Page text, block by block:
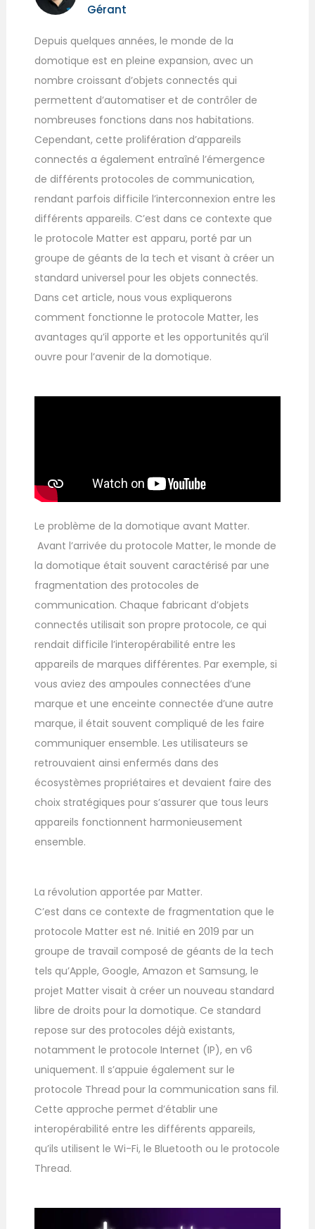
Gérant
Depuis quelques années, le monde de la
domotique est en pleine expansion, avec un
nombre croissant d’objets connectés qui
permettent d’automatiser et de contrôler de
nombreuses fonctions dans nos habitations.
Cependant, cette prolifération d’appareils
connectés a également entraîné l’émergence
de différents protocoles de communication,
rendant parfois difficile l’interconnexion entre les
différents appareils. C’est dans ce contexte que
le protocole Matter est apparu, porté par un
groupe de géants de la tech et visant à créer un
standard universel pour les objets connectés.
Dans cet article, nous vous expliquerons
comment fonctionne le protocole Matter, les
avantages qu’il apporte et les opportunités qu’il
ouvre pour l’avenir de la domotique.
Le problème de la domotique avant Matter.
Avant l’arrivée du protocole Matter, le monde de
la domotique était souvent caractérisé par une
fragmentation des protocoles de
communication. Chaque fabricant d’objets
connectés utilisait son propre protocole, ce qui
rendait difficile l’interopérabilité entre les
appareils de marques différentes. Par exemple, si
vous aviez des ampoules connectées d’une
marque et une enceinte connectée d’une autre
marque, il était souvent compliqué de les faire
communiquer ensemble. Les utilisateurs se
retrouvaient ainsi enfermés dans des
écosystèmes propriétaires et devaient faire des
choix stratégiques pour s’assurer que tous leurs
appareils fonctionnent harmonieusement
ensemble.
La révolution apportée par Matter.
C’est dans ce contexte de fragmentation que le
protocole Matter est né. Initié en 2019 par un
groupe de travail composé de géants de la tech
tels qu’Apple, Google, Amazon et Samsung, le
projet Matter visait à créer un nouveau standard
libre de droits pour la domotique. Ce standard
repose sur des protocoles déjà existants,
notamment le protocole Internet (IP), en v6
uniquement. Il s’appuie également sur le
protocole Thread pour la communication sans fil.
Cette approche permet d’établir une
interopérabilité entre les différents appareils,
qu’ils utilisent le Wi-Fi, le Bluetooth ou le protocole
Thread.